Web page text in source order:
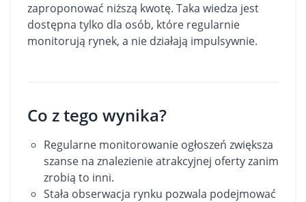
zaproponować niższą kwotę. Taka wiedza jest
dostępna tylko dla osób, które regularnie
monitorują rynek, a nie działają impulsywnie.
Co z tego wynika?
Regularne monitorowanie ogłoszeń zwiększa
szanse na znalezienie atrakcyjnej oferty zanim
zrobią to inni.
Stała obserwacja rynku pozwala podejmować